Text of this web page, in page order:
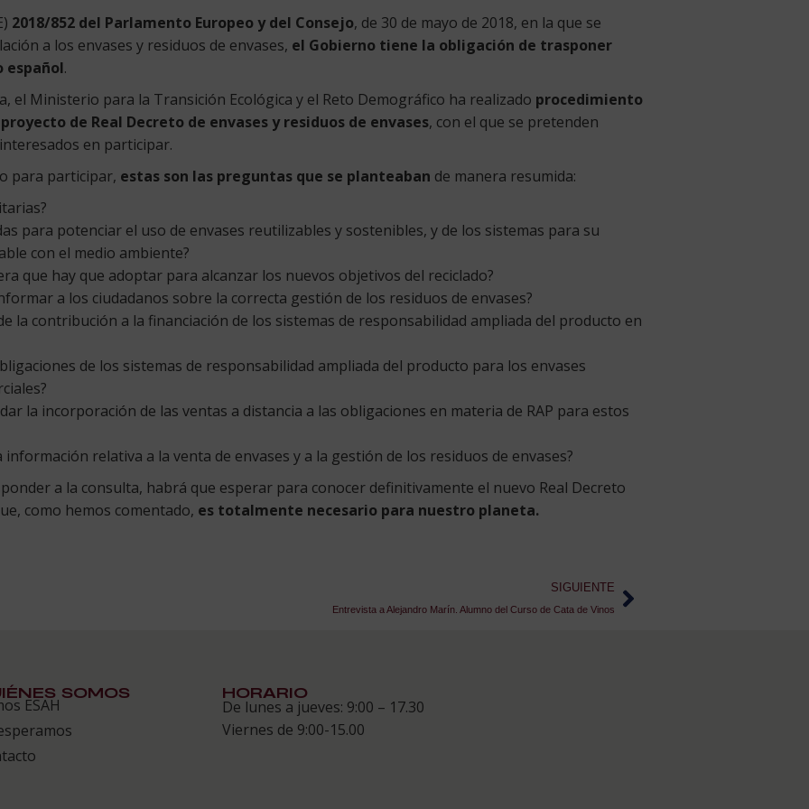
2018/852 del Parlamento Europeo y del Consejo, de 30 de mayo de 2018, en la que se
a los envases y residuos de envases, el Gobierno tiene la obligación de trasponer
español.
el Ministerio para la Transición Ecológica y el Reto Demográfico ha realizado procedimiento
de Real Decreto de envases y residuos de envases, con el que se pretenden
en participar.
para participar, estas son las preguntas que se planteaban de manera resumida:
para potenciar el uso de envases reutilizables y sostenibles, y de los sistemas para su
con el medio ambiente?
que hay que adoptar para alcanzar los nuevos objetivos del reciclado?
a los ciudadanos sobre la correcta gestión de los residuos de envases?
la contribución a la financiación de los sistemas de responsabilidad ampliada del producto en
de los sistemas de responsabilidad ampliada del producto para los envases
la incorporación de las ventas a distancia a las obligaciones en materia de RAP para estos
relativa a la venta de envases y a la gestión de los residuos de envases?
a la consulta, habrá que esperar para conocer definitivamente el nuevo Real Decreto
como hemos comentado, es totalmente necesario para nuestro planeta.
SIGUIENTE
Entrevista a Alejandro Marín. Alumno del Curso de Cata de Vinos
SOMOS
ESAH
HORARIO
De lunes a jueves: 9:00 – 17.30
Viernes de 9:00-15.00